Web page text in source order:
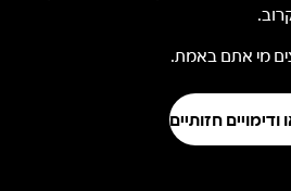
מי אתם באמת.
ודימויים חזותיים